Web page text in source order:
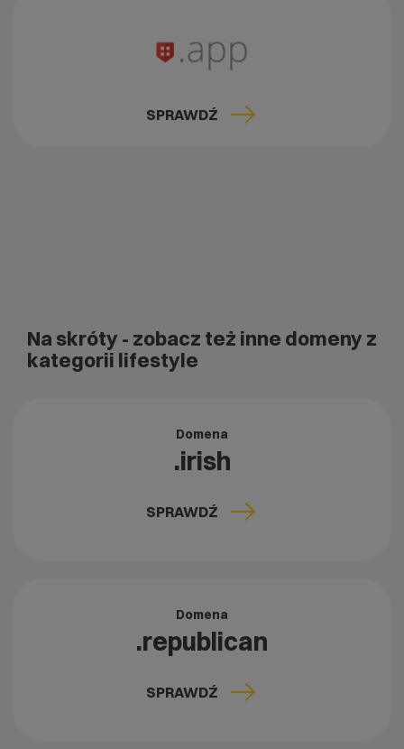
SPRAWDŹ
Na skróty - zobacz też inne domeny z
kategorii lifestyle
Domena
.irish
SPRAWDŹ
Domena
.republican
SPRAWDŹ